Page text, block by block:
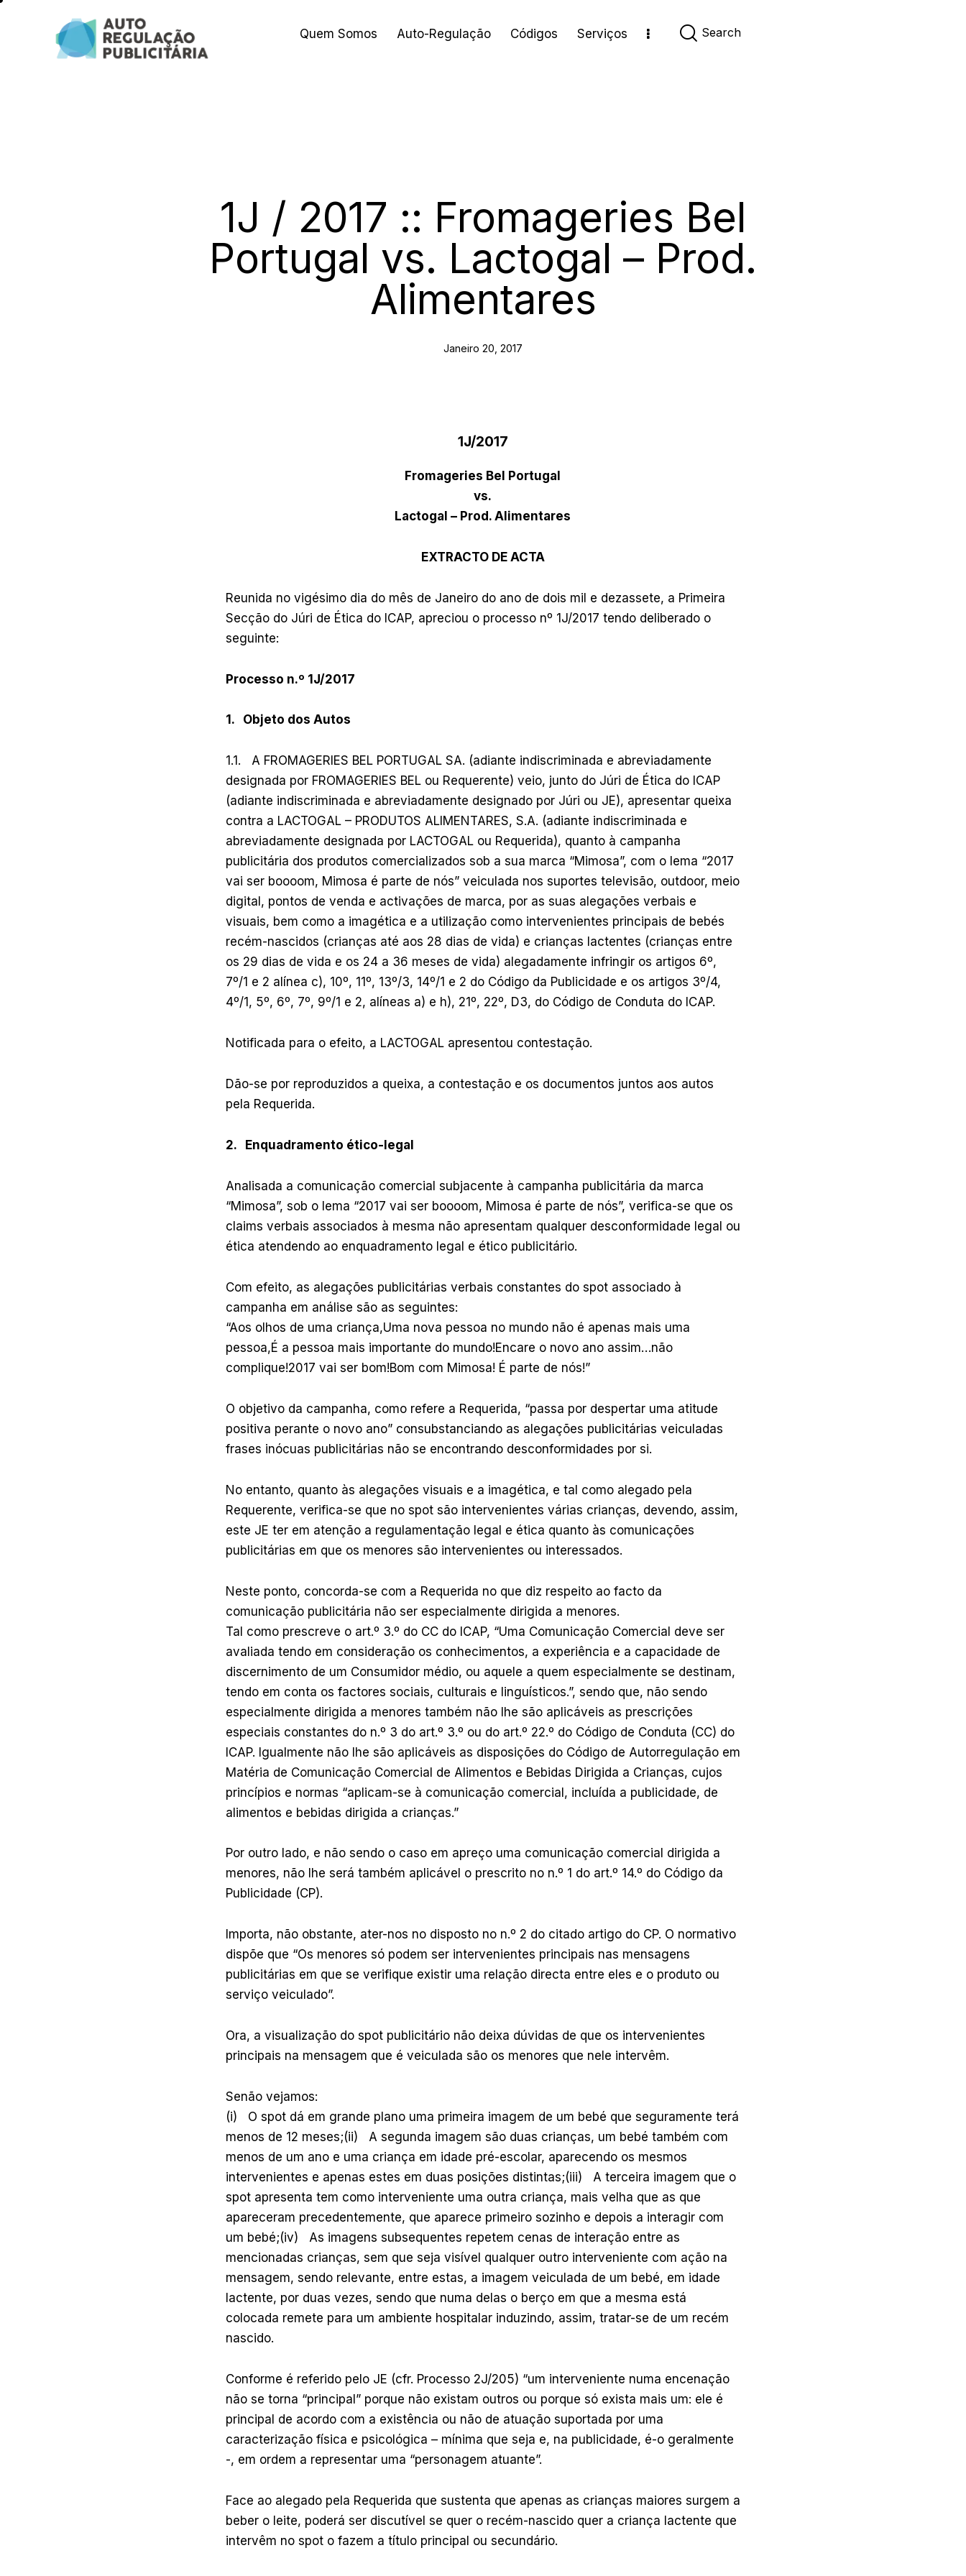
Quem Somos Auto-Regulação Códigos Serviços
1J / 2017 :: Fromageries Bel
Portugal vs. Lactogal – Prod.
Alimentares
Janeiro 20, 2017
1J/2017
Fromageries Bel Portugal
vs.
Lactogal – Prod. Alimentares
EXTRACTO DE ACTA
Reunida no vigésimo dia do mês de Janeiro do ano de dois mil e dezassete, a Primeira
Secção do Júri de Ética do ICAP, apreciou o processo nº 1J/2017 tendo deliberado o
seguinte:
Processo n.º 1J/2017
1. Objeto dos Autos
1.1. A FROMAGERIES BEL PORTUGAL SA. (adiante indiscriminada e abreviadamente
designada por FROMAGERIES BEL ou Requerente) veio, junto do Júri de Ética do ICAP
(adiante indiscriminada e abreviadamente designado por Júri ou JE), apresentar queixa
contra a LACTOGAL – PRODUTOS ALIMENTARES, S.A. (adiante indiscriminada e
abreviadamente designada por LACTOGAL ou Requerida), quanto à campanha
publicitária dos produtos comercializados sob a sua marca “Mimosa”, com o lema “2017
vai ser boooom, Mimosa é parte de nós” veiculada nos suportes televisão, outdoor, meio
digital, pontos de venda e activações de marca, por as suas alegações verbais e
visuais, bem como a imagética e a utilização como intervenientes principais de bebés
recém-nascidos (crianças até aos 28 dias de vida) e crianças lactentes (crianças entre
os 29 dias de vida e os 24 a 36 meses de vida) alegadamente infringir os artigos 6º,
7º/1 e 2 alínea c), 10º, 11º, 13º/3, 14º/1 e 2 do Código da Publicidade e os artigos 3º/4,
4º/1, 5º, 6º, 7º, 9º/1 e 2, alíneas a) e h), 21º, 22º, D3, do Código de Conduta do ICAP.
Notificada para o efeito, a LACTOGAL apresentou contestação.
Dão-se por reproduzidos a queixa, a contestação e os documentos juntos aos autos
pela Requerida.
2. Enquadramento ético-legal
Analisada a comunicação comercial subjacente à campanha publicitária da marca
“Mimosa”, sob o lema “2017 vai ser boooom, Mimosa é parte de nós”, verifica-se que os
claims verbais associados à mesma não apresentam qualquer desconformidade legal ou
ética atendendo ao enquadramento legal e ético publicitário.
Com efeito, as alegações publicitárias verbais constantes do spot associado à
campanha em análise são as seguintes:
“Aos olhos de uma criança,Uma nova pessoa no mundo não é apenas mais uma
pessoa,É a pessoa mais importante do mundo!Encare o novo ano assim…não
complique!2017 vai ser bom!Bom com Mimosa! É parte de nós!”
O objetivo da campanha, como refere a Requerida, “passa por despertar uma atitude
positiva perante o novo ano” consubstanciando as alegações publicitárias veiculadas
frases inócuas publicitárias não se encontrando desconformidades por si.
No entanto, quanto às alegações visuais e a imagética, e tal como alegado pela
Requerente, verifica-se que no spot são intervenientes várias crianças, devendo, assim,
este JE ter em atenção a regulamentação legal e ética quanto às comunicações
publicitárias em que os menores são intervenientes ou interessados.
Neste ponto, concorda-se com a Requerida no que diz respeito ao facto da
comunicação publicitária não ser especialmente dirigida a menores.
Tal como prescreve o art.º 3.º do CC do ICAP, “Uma Comunicação Comercial deve ser
avaliada tendo em consideração os conhecimentos, a experiência e a capacidade de
discernimento de um Consumidor médio, ou aquele a quem especialmente se destinam,
tendo em conta os factores sociais, culturais e linguísticos.”, sendo que, não sendo
especialmente dirigida a menores também não lhe são aplicáveis as prescrições
especiais constantes do n.º 3 do art.º 3.º ou do art.º 22.º do Código de Conduta (CC) do
ICAP. Igualmente não lhe são aplicáveis as disposições do Código de Autorregulação em
Matéria de Comunicação Comercial de Alimentos e Bebidas Dirigida a Crianças, cujos
princípios e normas “aplicam-se à comunicação comercial, incluída a publicidade, de
alimentos e bebidas dirigida a crianças.”
Por outro lado, e não sendo o caso em apreço uma comunicação comercial dirigida a
menores, não lhe será também aplicável o prescrito no n.º 1 do art.º 14.º do Código da
Publicidade (CP).
Importa, não obstante, ater-nos no disposto no n.º 2 do citado artigo do CP. O normativo
dispõe que “Os menores só podem ser intervenientes principais nas mensagens
publicitárias em que se verifique existir uma relação directa entre eles e o produto ou
serviço veiculado”.
Ora, a visualização do spot publicitário não deixa dúvidas de que os intervenientes
principais na mensagem que é veiculada são os menores que nele intervêm.
Senão vejamos:
(i) O spot dá em grande plano uma primeira imagem de um bebé que seguramente terá
menos de 12 meses;(ii) A segunda imagem são duas crianças, um bebé também com
menos de um ano e uma criança em idade pré-escolar, aparecendo os mesmos
intervenientes e apenas estes em duas posições distintas;(iii) A terceira imagem que o
spot apresenta tem como interveniente uma outra criança, mais velha que as que
apareceram precedentemente, que aparece primeiro sozinho e depois a interagir com
um bebé;(iv) As imagens subsequentes repetem cenas de interação entre as
mencionadas crianças, sem que seja visível qualquer outro interveniente com ação na
mensagem, sendo relevante, entre estas, a imagem veiculada de um bebé, em idade
lactente, por duas vezes, sendo que numa delas o berço em que a mesma está
colocada remete para um ambiente hospitalar induzindo, assim, tratar-se de um recém
nascido.
Conforme é referido pelo JE (cfr. Processo 2J/205) “um interveniente numa encenação
não se torna “principal” porque não existam outros ou porque só exista mais um: ele é
principal de acordo com a existência ou não de atuação suportada por uma
caracterização física e psicológica – mínima que seja e, na publicidade, é-o geralmente
-, em ordem a representar uma “personagem atuante”.
Face ao alegado pela Requerida que sustenta que apenas as crianças maiores surgem a
beber o leite, poderá ser discutível se quer o recém-nascido quer a criança lactente que
intervêm no spot o fazem a título principal ou secundário.